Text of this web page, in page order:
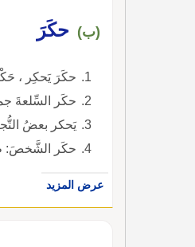
(ب) حكَرَ
حكَرَ يَحكِر ،
حكَر السِّلعةَ
يَحكر بعضُ
حكَر الشَّخصَ:
عرض المزيد